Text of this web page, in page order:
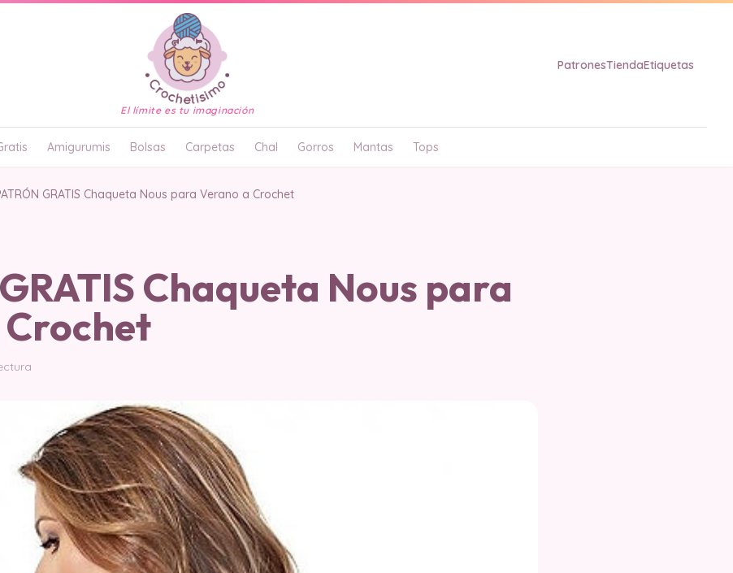
El límite es tu imaginación
PatronesTiendaEtiquetas
Amigurumis Bolsas Carpetas Chal Gorros Mantas Tops
GRATIS Chaqueta Nous para Verano a Crochet
Chaqueta Nous para